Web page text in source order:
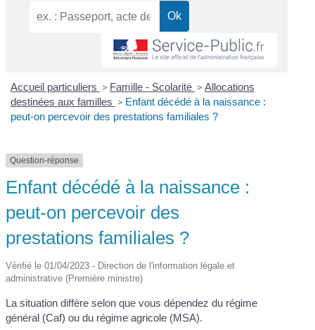
Accueil particuliers > Famille - Scolarité > Allocations
destinées aux familles > Enfant décédé à la naissance :
peut-on percevoir des prestations familiales ?
Question-réponse
Enfant décédé à la naissance :
peut-on percevoir des
prestations familiales ?
Vérifié le 01/04/2023 - Direction de l'information légale et
administrative (Première ministre)
La situation diffère selon que vous dépendez du régime
général (Caf) ou du régime agricole (MSA).